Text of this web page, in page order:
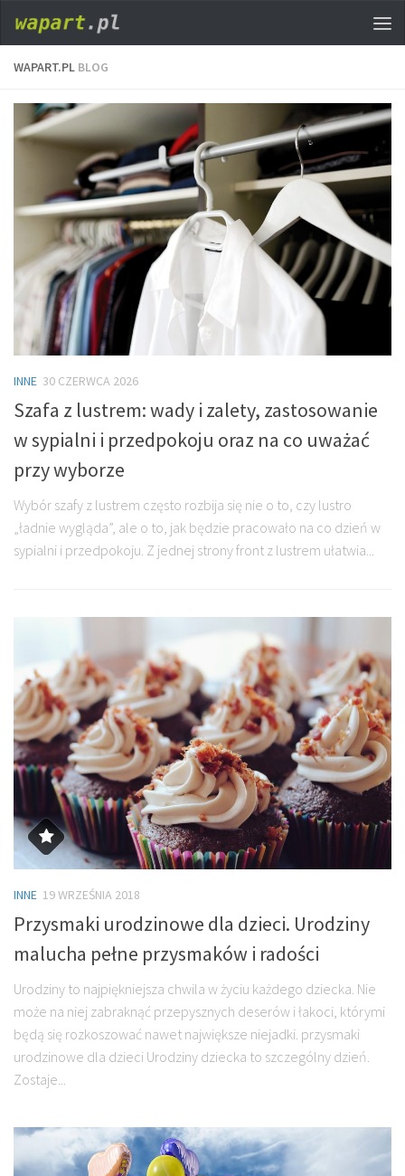
WAPART.PL BLOG
INNE 30 CZERWCA 2026
Szafa z lustrem: wady i zalety, zastosowanie
w sypialni i przedpokoju oraz na co uważać
przy wyborze
Wybór szafy z lustrem często rozbija się nie o to, czy lustro
„ładnie wygląda”, ale o to, jak będzie pracowało na co dzień w
sypialni i przedpokoju. Z jednej strony front z lustrem ułatwia...
INNE 19 WRZEŚNIA 2018
Przysmaki urodzinowe dla dzieci. Urodziny
malucha pełne przysmaków i radości
Urodziny to najpiękniejsza chwila w życiu każdego dziecka. Nie
może na niej zabraknąć przepysznych deserów i łakoci, którymi
będą się rozkoszować nawet największe niejadki. przysmaki
urodzinowe dla dzieci Urodziny dziecka to szczególny dzień.
Zostaje...